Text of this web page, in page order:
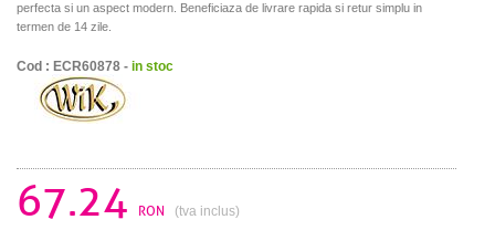
perfecta si un aspect modern. Beneficiaza de livrare rapida si retur simplu in
termen de 14 zile.
Cod : ECR60878 - in stoc
67.24 RON (tva inclus)